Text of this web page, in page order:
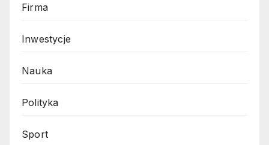
Firma
Inwestycje
Nauka
Polityka
Sport